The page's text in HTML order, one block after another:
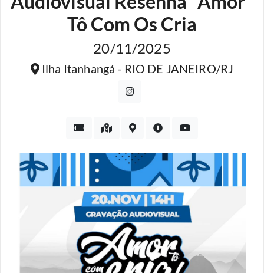
Tô Com Os Cria
20/11/2025
Ilha Itanhangá - RIO DE JANEIRO/RJ